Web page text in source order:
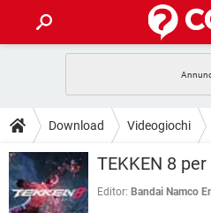
INTRATTENIMENTO
iOS
INSTAGRAM
GUIDE
COVID-19
INTRATTENIMENTO
iOS
DOWNLOAD
COVID-19
FORUM
Download Videogiochi
TEKKEN 8 per
Editor: Bandai Namco